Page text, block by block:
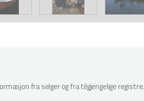
fra selger og fra tilgjengelige registre.